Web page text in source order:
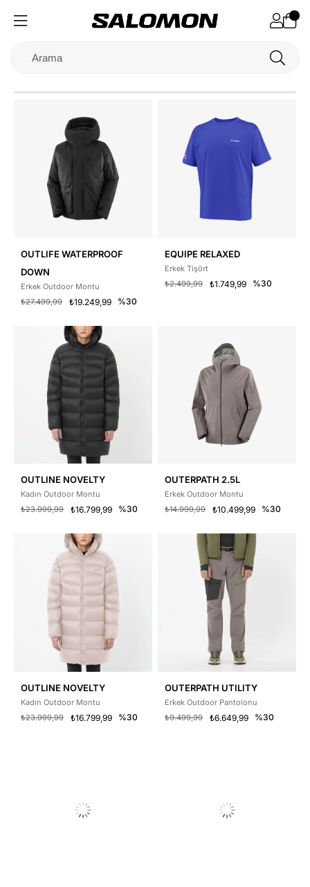
OUTLIFE WATERPROOF
DOWN
Erkek Outdoor Montu
₺19.249,99
₺27.499,99 %30
EQUIPE RELAXED
Erkek Tişört
₺1.749,99
₺2.499,99 %30
OUTLINE NOVELTY
Kadın Outdoor Montu
₺16.799,99
₺23.999,99 %30
OUTERPATH 2.5L
Erkek Outdoor Montu
₺10.499,99
₺14.999,99 %30
OUTLINE NOVELTY
Kadın Outdoor Montu
₺16.799,99
₺23.999,99 %30
OUTERPATH UTILITY
Erkek Outdoor Pantolonu
₺6.649,99
₺9.499,99 %30